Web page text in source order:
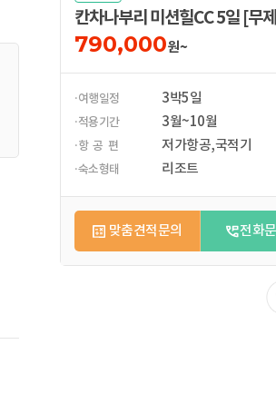
칸차나부리 미션힐CC 5일 [무
790,000원~
·여행일정 3박5일
·적용기간 3월~10월
·항 공 편 저가항공,국적기
·숙소형태 리조트
맞춤견적문의 전화